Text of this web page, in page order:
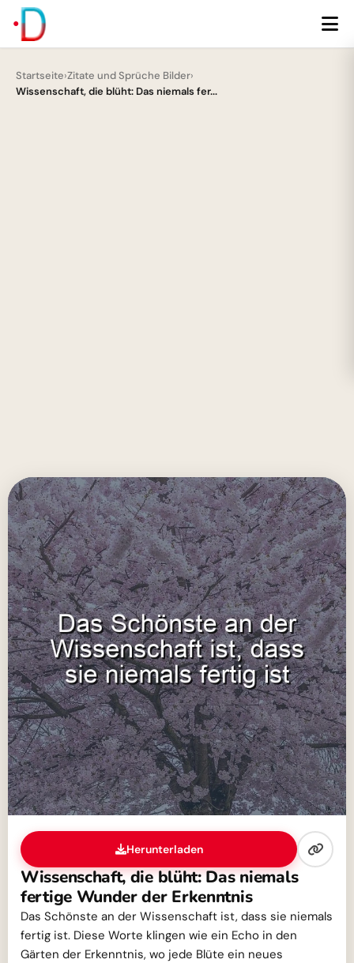
Startseite›Zitate und Sprüche Bilder›
Wissenschaft, die blüht: Das niemals fer...
Herunterladen
Wissenschaft, die blüht: Das niemals
fertige Wunder der Erkenntnis
Das Schönste an der Wissenschaft ist, dass sie niemals
fertig ist. Diese Worte klingen wie ein Echo in den
Gärten der Erkenntnis, wo jede Blüte ein neues